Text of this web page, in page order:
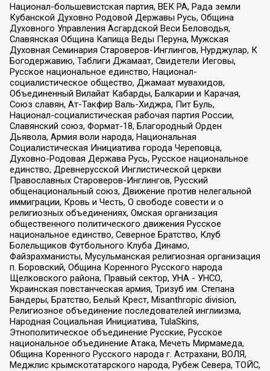
Национал-большевистская партия, ВЕК РА, Рада земли
Кубанской Духовно Родовой Державы Русь, Община
Духовного Управления Асгардской Веси Беловодья,
Славянская Община Капища Веды Перуна, Мужская
Духовная Семинария Староверов-Инглингов, Нурджулар, К
Богодержавию, Таблиги Джамаат, Свидетели Иеговы,
Русское национальное единство, Национал-
социалистическое общество, Джамаат мувахидов,
Объединенный Вилайат Кабарды, Балкарии и Карачая,
Союз славян, Ат-Такфир Валь-Хиджра, Пит Буль,
Национал-социалистическая рабочая партия России,
Славянский союз, Формат-18, Благородный Орден
Дьявола, Армия воли народа, Национальная
Социалистическая Инициатива города Череповца,
Духовно-Родовая Держава Русь, Русское национальное
единство, Древнерусской Инглистической церкви
Православных Староверов-Инглингов, Русский
общенациональный союз, Движение против нелегальной
иммиграции, Кровь и Честь, О свободе совести и о
религиозных объединениях, Омская организация
общественного политического движения Русское
национальное единство, Северное Братство, Клуб
Болельщиков Футбольного Клуба Динамо,
Файзрахманисты, Мусульманская религиозная организация
п. Боровский, Община Коренного Русского народа
Щелковского района, Правый сектор, УНА - УНСО,
Украинская повстанческая армия, Тризуб им. Степана
Бандеры, Братство, Белый Крест, Misanthropic division,
Религиозное объединение последователей инглиизма,
Народная Социальная Инициатива, TulaSkins,
Этнополитическое объединение Русские, Русское
национальное объединение Атака, Мечеть Мирмамеда,
Община Коренного Русского народа г. Астрахани, ВОЛЯ,
Меджлис крымскотатарского народа, Рубеж Севера, ТОЙС,